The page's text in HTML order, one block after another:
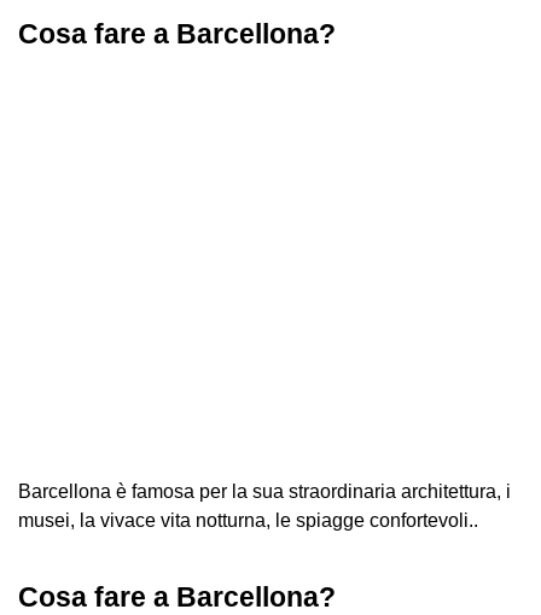
Cosa fare a Barcellona?
Barcellona è famosa per la sua straordinaria architettura, i
musei, la vivace vita notturna, le spiagge confortevoli..
Cosa fare a Barcellona?